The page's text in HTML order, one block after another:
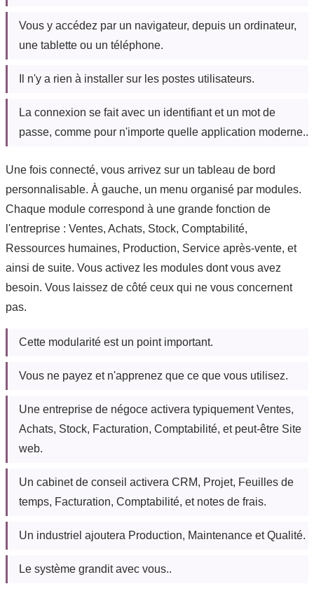
Vous y accédez par un navigateur, depuis un ordinateur,
une tablette ou un téléphone.
Il n'y a rien à installer sur les postes utilisateurs.
La connexion se fait avec un identifiant et un mot de
passe, comme pour n'importe quelle application moderne..
Une fois connecté, vous arrivez sur un tableau de bord
personnalisable. À gauche, un menu organisé par modules.
Chaque module correspond à une grande fonction de
l'entreprise : Ventes, Achats, Stock, Comptabilité,
Ressources humaines, Production, Service après-vente, et
ainsi de suite. Vous activez les modules dont vous avez
besoin. Vous laissez de côté ceux qui ne vous concernent
pas.
Cette modularité est un point important.
Vous ne payez et n'apprenez que ce que vous utilisez.
Une entreprise de négoce activera typiquement Ventes,
Achats, Stock, Facturation, Comptabilité, et peut-être Site
web.
Un cabinet de conseil activera CRM, Projet, Feuilles de
temps, Facturation, Comptabilité, et notes de frais.
Un industriel ajoutera Production, Maintenance et Qualité.
Le système grandit avec vous..